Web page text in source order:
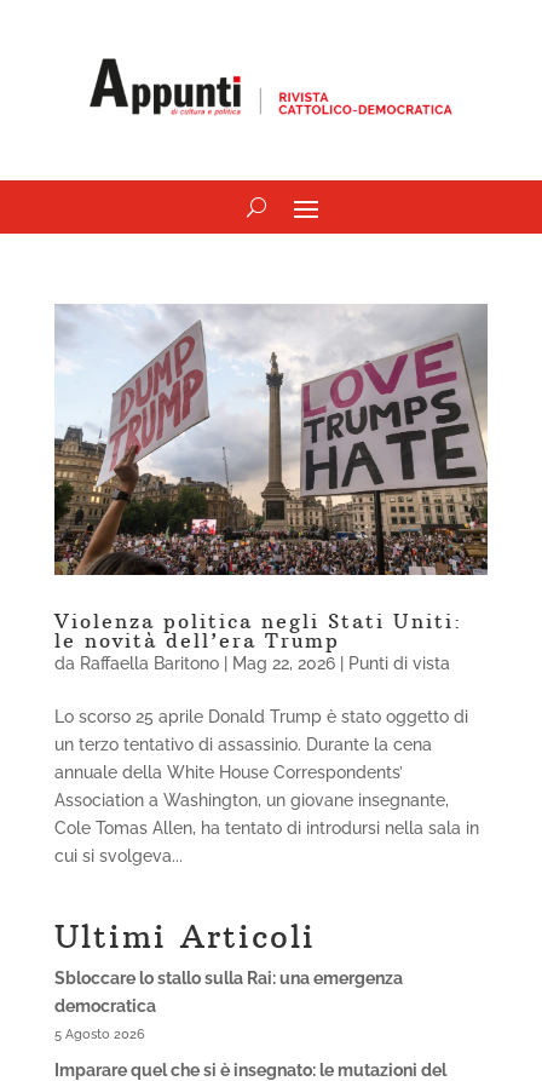
Violenza politica negli Stati Uniti:
le novità dell’era Trump
da Raffaella Baritono| Mag 22, 2026| Punti di vista
Lo scorso 25 aprile Donald Trump è stato oggetto di
un terzo tentativo di assassinio. Durante la cena
annuale della White House Correspondents’
Association a Washington, un giovane insegnante,
Cole Tomas Allen, ha tentato di introdursi nella sala in
cui si svolgeva...
Ultimi Articoli
Sbloccare lo stallo sulla Rai: una emergenza
democratica
5 Agosto 2026
Imparare quel che si è insegnato: le mutazioni del